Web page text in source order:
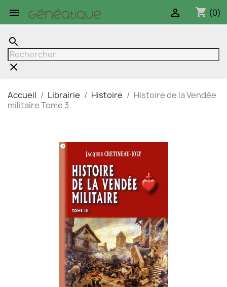
 shopping_cart (0)

search
clear
Accueil Librairie Histoire
Histoire de la Vendée
militaire Tome 3